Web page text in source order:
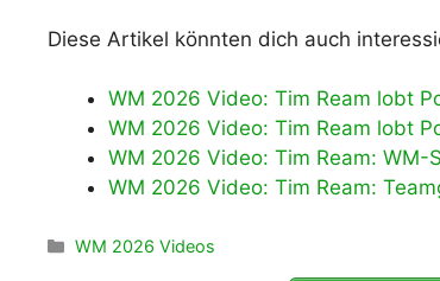
Diese Artikel könnten dich auch
WM 2026 Video: Tim Ream lobt
WM 2026 Video: Tim Ream lobt
WM 2026 Video: Tim Ream:
WM 2026 Video: Tim Ream:
Kategorien
WM 2026 Videos